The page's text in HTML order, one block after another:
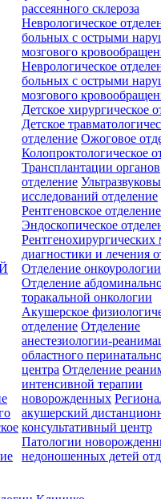
рассеянного склероза
Неврологическое
больных с острыми
мозгового
Неврологическое
больных с острыми
мозгового
Детское хирургическое
Детское
отделение Ожоговое
Колопроктологическое
Трансплантации органов
отделение
исследований отделение
Рентгеновское отделение
Эндоскопическое
Рентгенохирургических
диагностики и лечения
Отделение онкоурологии
Отделение
торакальной онкологии
Акушерское
отделение Отделение
анестезиологии-
областного
центра Отделение
интенсивной терапии
новорожденных
акушерский
консультативный центр
Патологии
недоношенных детей